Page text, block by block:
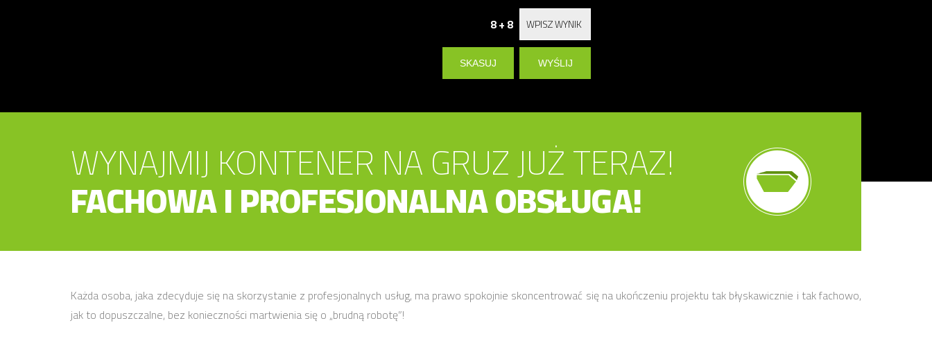
8 + 8
WYNAJMIJ KONTENER NA GRUZ JUŻ TERAZ!
FACHOWA I PROFESJONALNA OBSŁUGA!
Każda osoba, jaka zdecyduje się na skorzystanie z profesjonalnych usług, ma prawo spokojnie skoncentrować się na ukończeniu projektu tak błyskawicznie i tak fachowo,
jak to dopuszczalne, bez konieczności martwienia się o „brudną robotę”!